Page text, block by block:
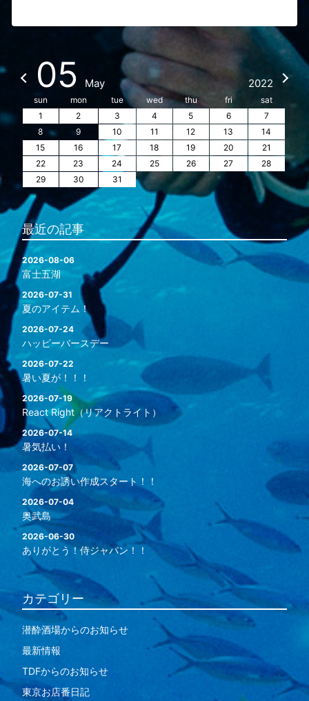
05 May 2022
sun mon tue wed thu fri
sat
1
2 3 4 5 6
7
8
9 10 11 12 13
14
15
16 17 18 19 20
21
22
23 24 25 26 27
28
29
30 31
最近の記事
2026-08-06
富士五湖
2026-07-31
夏のアイテム！
2026-07-24
ハッピーバースデー
2026-07-22
暑い夏が！！！
2026-07-19
React Right（リアクトライト）
2026-07-14
暑気払い！
2026-07-07
海へのお誘い作成スタート！！
2026-07-04
奥武島
2026-06-30
ありがとう！侍ジャパン！！
カテゴリー
潜酔酒場からのお知らせ
最新情報
TDFからのお知らせ
東京お店番日記